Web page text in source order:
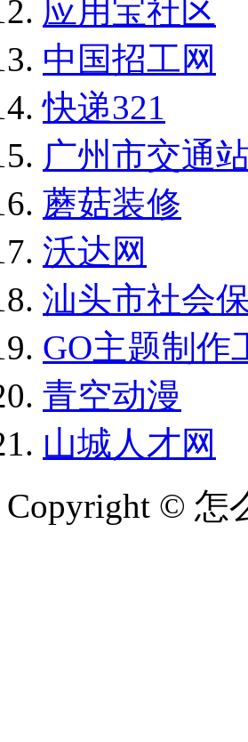
应用宝社区
中国招工网
快递321
广州市交通
蘑菇装修
沃达网
汕头市社会
GO主题制作
青空动漫
山城人才网
Copyright © 怎